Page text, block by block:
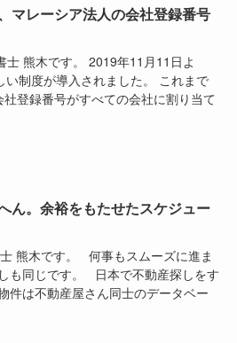
マレーシア法人の会社登録番号
熊木です。 2019年11月11日よ
制度が導入されました。 これまで
登録番号がすべての会社に割り当て
ん。余裕をもたせたスケジュー
熊木です。 何事もスムーズに進ま
も同じです。 日本で不動産探しをす
件は不動産屋さん同士のデータベー